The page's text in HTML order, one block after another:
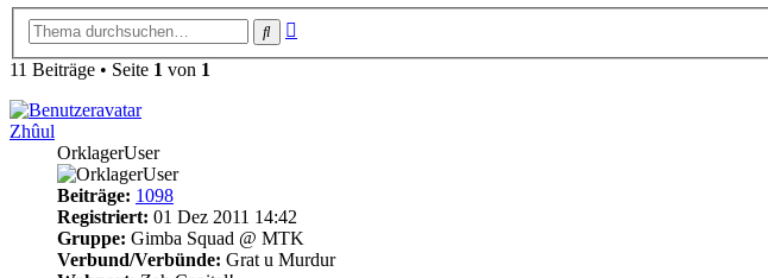
Suche
11 Beiträge • Seite 1 von 1
Zhûul
OrklagerUser
Beiträge: 1098
Registriert: 01 Dez 2011 14:42
Gruppe: Gimba Squad @ MTK
Verbund/Verbünde: Grat u Murdur